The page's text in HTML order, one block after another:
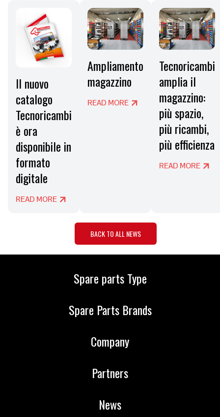
Il nuovo
catalogo
Tecnoricambi
è ora
disponibile in
formato
digitale
READ MORE
Ampliamento
magazzino
READ MORE
Tecnoricambi
amplia il
magazzino:
più spazio,
più ricambi,
più efficienza
READ MORE
BACK TO ALL NEWS
Spare parts Type
Spare Parts Brands
Company
Partners
News